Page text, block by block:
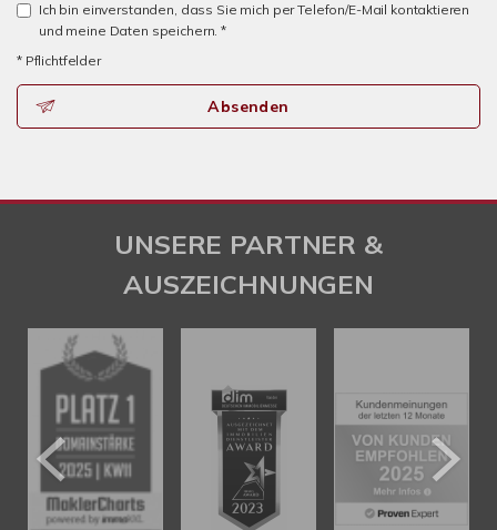
Ich bin einverstanden, dass Sie mich per Telefon/E-Mail kontaktieren
und meine Daten speichern. *
* Pflichtfelder
Absenden
UNSERE PARTNER &
AUSZEICHNUNGEN